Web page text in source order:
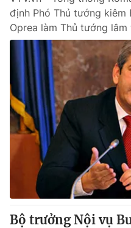
định Phó Thủ tướng kiêm
Oprea làm Thủ tướng lâm
Bộ trưởng Nội vụ